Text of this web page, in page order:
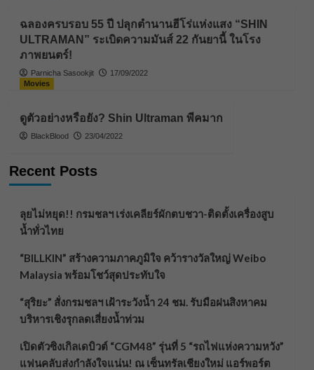
ฉลองครบรอบ 55 ปี ปลุกตำนานฮีโร่แห่งแสง “SHIN
ULTRAMAN” ระเบิดความมันส์ 22 กันยานี้ ในโรง
ภาพยนตร์!
Parnicha Sasookjit
17/09/2022
Movies
ดูตัวอย่างหรือยัง? Shin Ultraman พีคมาก
BlackBlood 23/04/2022
Recent Posts
ลุยไม่หยุด!! กรมชลฯ เร่งเคลียร์ผักตบชวา-ติดตั้งเครื่องสูบ
น้ำทั่วไทย
“BILLKIN” สร้างความภาคภูมิใจ คว้ารางวัลใหญ่ Weibo
Malaysia พร้อมโชว์สุดประทับใจ
“สุริยะ” สั่งกรมชลฯ เฝ้าระวังน้ำ 24 ชม. รับมือฝนสิงหาคม
บริหารเชิงรุกลดเสี่ยงน้ำท่วม
เปิดตัวซิงเกิลเดบิวต์ “CGM48” รุ่นที่ 5 “รถไฟแห่งความหวัง”
แฟนคลับส่งกำลังใจแน่น! ณ เซ็นทรัลเชียงใหม่ แอร์พอร์ต